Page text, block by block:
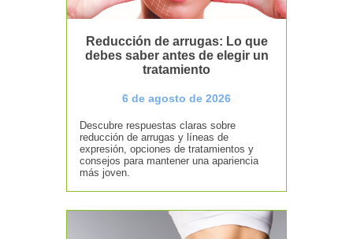
Reducción de arrugas: Lo que
debes saber antes de elegir un
tratamiento
6 de agosto de 2026
Descubre respuestas claras sobre
reducción de arrugas y líneas de
expresión, opciones de tratamientos y
consejos para mantener una apariencia
más joven.